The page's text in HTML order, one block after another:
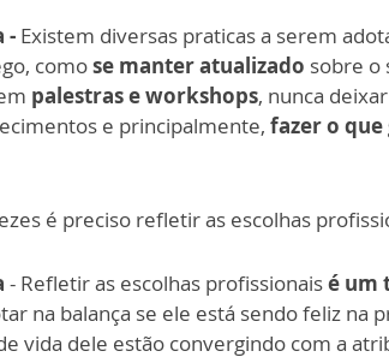
- Existem diversas praticas a serem
comose manter atualizado sobre o
palestras e workshops, nunca
e principalmente, fazer o que
é preciso refletir as escolhas
- Refletir as escolhas profissionaisé um
na balança se ele está sendo feliz na
vida dele estão convergindo com a